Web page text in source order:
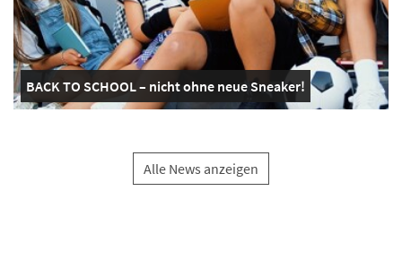
BACK TO SCHOOL – nicht ohne neue Sneaker!
Alle News anzeigen